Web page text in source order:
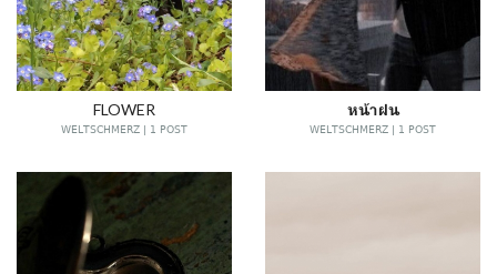
FLOWER
WELTSCHMERZ | 1 POST
หน้าฝน
WELTSCHMERZ | 1 POST